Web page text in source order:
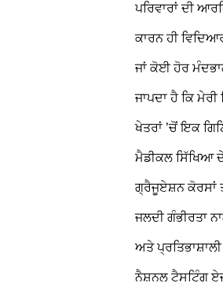
ਪਰਿਵਾਰਾਂ ਦੀ
ਕਾਰਨ ਹੀ
ਜਾਂ ਕੋਈ ਹੋਰ
ਜਾਪਦਾ ਹੈ ਕਿ
ਖੇਤਰਾਂ ’ਚੋਂ ਇਕ
ਮੈਡੀਕਲ ਸਿੱਖਿਆ
ਗ੍ਰੈਜੂਏਸ਼ਨ ਕੋਰਸਾਂ
ਜਲਦੀ ਗੰਭੀਰਤਾ
ਅਤੇ
ਨੈਸ਼ਨਲ ਟੈਸਟਿੰਗ